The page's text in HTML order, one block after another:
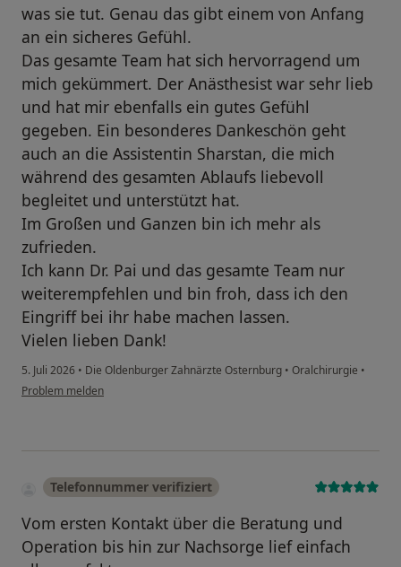
was sie tut. Genau das gibt einem von Anfang
an ein sicheres Gefühl.
Das gesamte Team hat sich hervorragend um
mich gekümmert. Der Anästhesist war sehr lieb
und hat mir ebenfalls ein gutes Gefühl
gegeben. Ein besonderes Dankeschön geht
auch an die Assistentin Sharstan, die mich
während des gesamten Ablaufs liebevoll
begleitet und unterstützt hat.
Im Großen und Ganzen bin ich mehr als
zufrieden.
Ich kann Dr. Pai und das gesamte Team nur
weiterempfehlen und bin froh, dass ich den
Eingriff bei ihr habe machen lassen.
Vielen lieben Dank!
5. Juli 2026 • Die Oldenburger Zahnärzte Osternburg • Oralchirurgie •
Problem melden
Telefonnummer verifiziert
Vom ersten Kontakt über die Beratung und
Operation bis hin zur Nachsorge lief einfach